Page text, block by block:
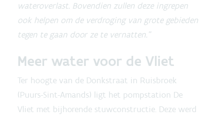
wateroverlast. Bovendien zullen deze ingrepen
ook helpen om de verdroging van grote gebieden
tegen te gaan door ze te vernatten.”
Meer water voor de Vliet
Ter hoogte van de Donkstraat in Ruisbroek
(Puurs-Sint-Amands) ligt het pompstation De
Vliet met bijhorende stuwconstructie. Deze werd